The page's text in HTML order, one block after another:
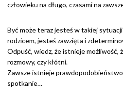
człowieku na długo, czasami na
Być może teraz jesteś w takiej
rodzicem, jesteś zawzięta i
Odpuść, wiedz, że istnieje możliwość,
rozmowy, czy kłótni.
Zawsze istnieje
spotkanie…